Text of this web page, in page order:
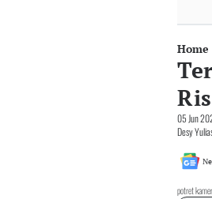
Home
05 Jun
Desy
potret